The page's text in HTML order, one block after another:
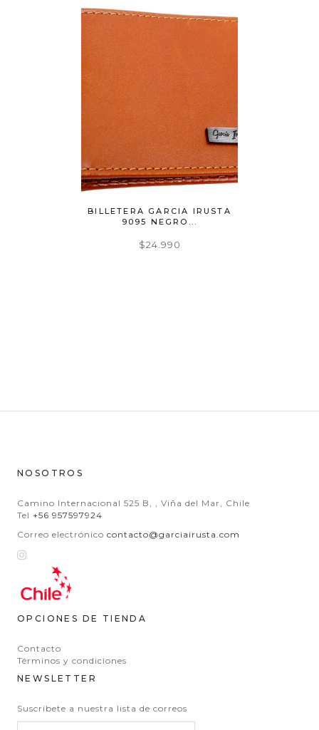
BILLETERA GARCIA IRUSTA
9095 NEGRO...
$24.990
NOSOTROS
Camino Internacional 525 B, , Viña del Mar, Chile
Tel +56 957597924
Correo electrónico contacto@garciairusta.com
OPCIONES DE TIENDA
Contacto
Términos y condiciones
NEWSLETTER
Suscríbete a nuestra lista de correos